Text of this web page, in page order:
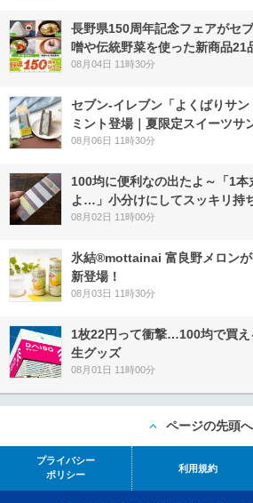
長野県150周年記念フェアがセ
噌や伝統野菜を使った新商品21
08月04日 11時30分
セブン‐イレブン「よくばりサ
ミント登場｜夏限定スイーツサ
08月06日 11時30分
100均に便利なの出たよ～「1
よ…」小分けにしてスッキリ持
08月02日 11時00分
氷結®mottainai 富良野メロンが
新登場！
08月03日 11時30分
1枚22円って衝撃…100均で買
生グッズ
08月01日 11時00分
ページの先頭へ
プライバシー
ポリシー
利用規約